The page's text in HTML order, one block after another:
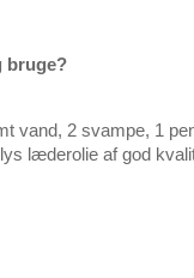
bruge?
vand, 2 svampe, 1
læderolie af god